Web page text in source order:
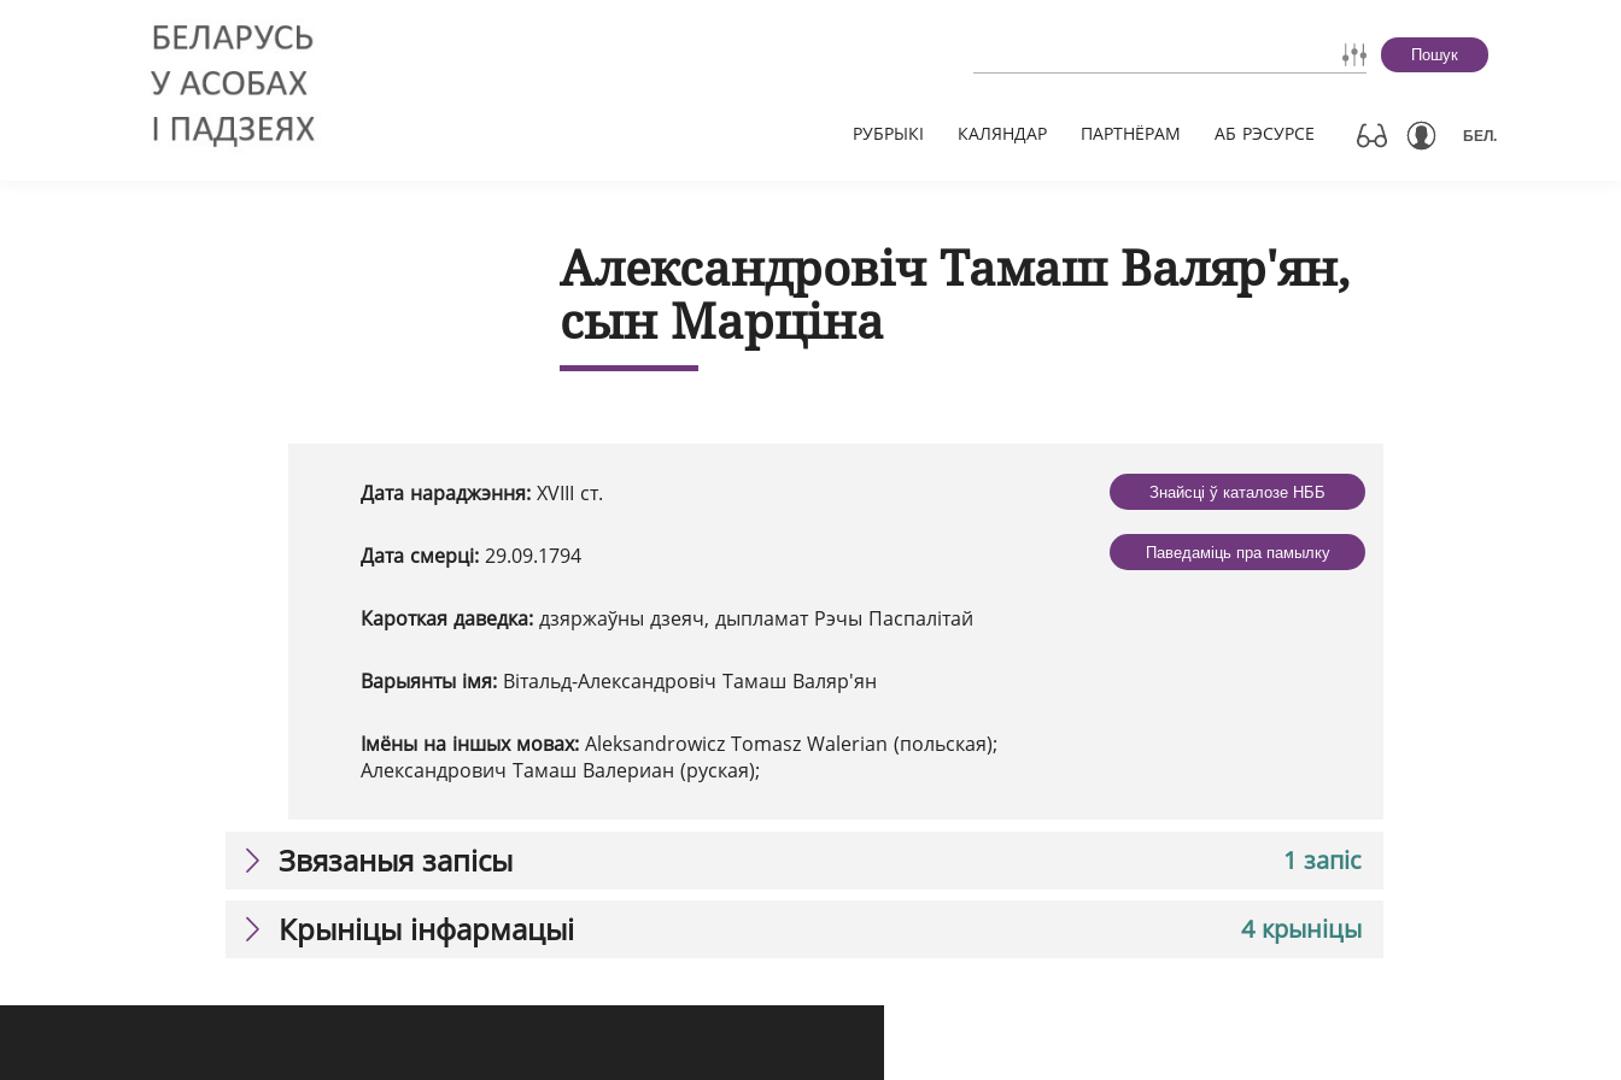
Пошук
РУБРЫКІ КАЛЯНДАР ПАРТНЁРАМ АБ РЭСУРСЕ БЕЛ.
Александровіч Тамаш Валяр'ян,
сын Марціна
Дата нараджэння: XVІІІ ст.
Дата смерці: 29.09.1794
Кароткая даведка: дзяржаўны дзеяч, дыпламат Рэчы Паспалітай
Варыянты імя: Вітальд-Александровіч Тамаш Валяр'ян
Імёны на іншых мовах: Aleksandrowicz Tomasz Walerian (польская);
Александрович Тамаш Валериан (руская);
Знайсці ў каталозе НББ
Паведаміць пра памылку
1 запіс
Звязаныя запісы
4 крыніцы
Крыніцы інфармацыі